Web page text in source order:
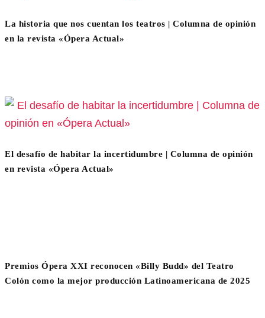
La historia que nos cuentan los teatros | Columna de opinión
en la revista «Ópera Actual»
El desafío de habitar la incertidumbre | Columna de opinión
en revista «Ópera Actual»
Premios Ópera XXI reconocen «Billy Budd» del Teatro
Colón como la mejor producción Latinoamericana de 2025